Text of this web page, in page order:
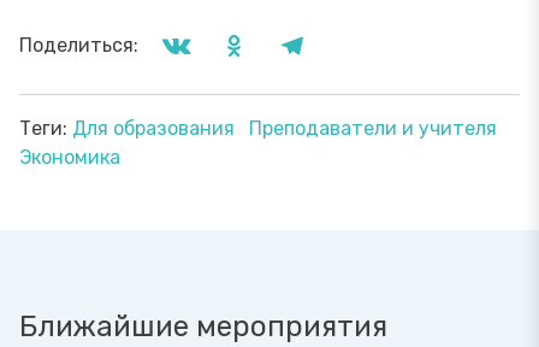
Поделиться:
Теги: Для образования
Преподаватели и учителя
Экономика
Ближайшие мероприятия